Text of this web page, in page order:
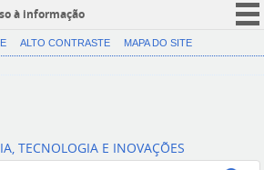
à informação
CORONAVÍRUS (COVID-19)
Canais
ALTO CONTRASTE MAPA DO SITE
TECNOLOGIA E INOVAÇÕES